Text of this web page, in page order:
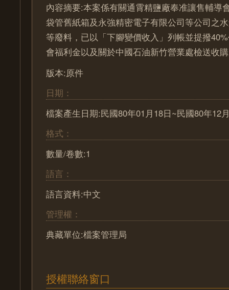
內容摘要:本案係有關通霄精鹽廠奉准讓售輔導
袋管舊紙箱及永強精密電子有限公司等公司之
等廢料，已以「下腳變價收入」列帳並提撥
會福利金以及關於中國石油新竹營業處檢送收
版本:原件
日期：
檔案產生日期:民國80年01月18日~民國80年12
格式：
數量/卷數:1
語言：
語言資料:中文
管理權：
典藏單位:檔案管理局
授權聯絡窗口